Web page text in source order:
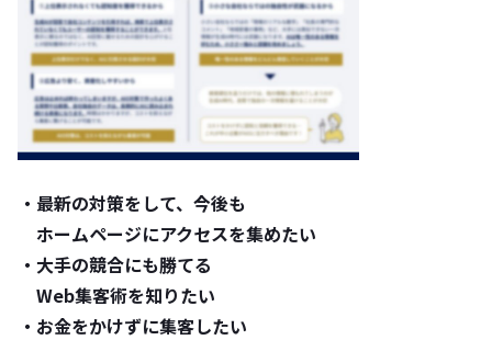
・最新の対策をして、 今後も
ホームページにアクセスを集めたい
・大手の競合にも勝てる
Web集客術を知りたい
・お金をかけずに集客したい